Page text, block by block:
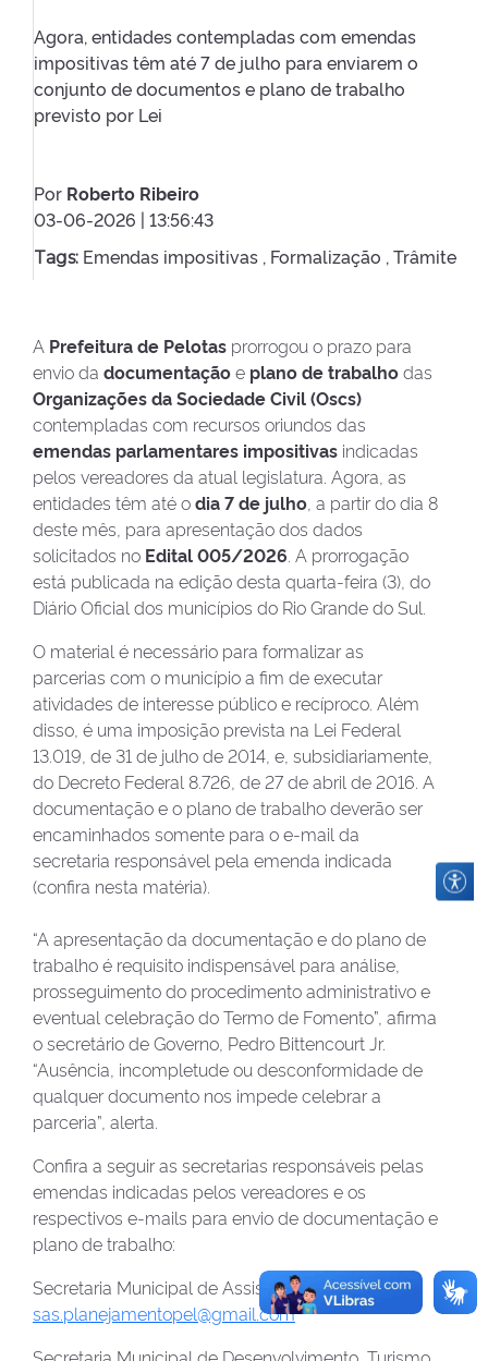
Agora, entidades contempladas com emendas
impositivas têm até 7 de julho para enviarem o
conjunto de documentos e plano de trabalho
previsto por Lei
Por Roberto Ribeiro
03-06-2026 | 13:56:43
Tags: Emendas impositivas , Formalização , Trâmite
A Prefeitura de Pelotas prorrogou o prazo para
envio da documentaçãoe plano de trabalhodas
Organizações da Sociedade Civil (Oscs)
contempladas com recursos oriundos das
emendas parlamentares impositivas indicadas
pelos vereadores da atual legislatura. Agora, as
entidades têm até odia 7 de julho , a partir do dia 8
deste mês, para apresentação dos dados
solicitados no Edital 005/2026 . A prorrogação
está publicada na edição desta quarta-feira (3), do
Diário Oficial dos municípios do Rio Grande do Sul.
O material é necessário para formalizar as
parcerias com o município a fim de executar
atividades de interesse público e recíproco. Além
disso, é uma imposição prevista na Lei Federal
13.019, de 31 de julho de 2014, e, subsidiariamente,
do Decreto Federal 8.726, de 27 de abril de 2016. A
documentação e o plano de trabalho deverão ser
encaminhados somente para o e-mail da
secretaria responsável pela emenda indicada
(confira nesta matéria).
“A apresentação da documentação e do plano de
trabalho é requisito indispensável para análise,
prosseguimento do procedimento administrativo e
eventual celebração do Termo de Fomento”, afirma
o secretário de Governo, Pedro Bittencourt Jr.
“Ausência, incompletude ou desconformidade de
qualquer documento nos impede celebrar a
parceria”, alerta.
Confira a seguir as secretarias responsáveis pelas
emendas indicadas pelos vereadores e os
respectivos e-mails para envio de documentação e
plano de trabalho:
Secretaria Municipal de Assistência Social (SAS) -
sas.planejamentopel@gmail.com